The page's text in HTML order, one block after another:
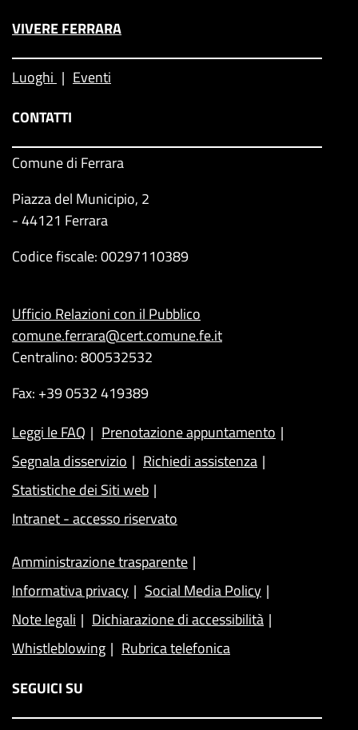
VIVERE FERRARA
Luoghi
Eventi
CONTATTI
Comune di Ferrara
Piazza del Municipio, 2
- 44121 Ferrara
Codice fiscale: 00297110389
Ufficio Relazioni con il Pubblico
comune.ferrara@cert.comune.fe.it
Centralino: 800532532
Fax: +39 0532 419389
Leggi le FAQ
Prenotazione appuntamento
Segnala disservizio
Richiedi assistenza
Statistiche dei Siti web
Intranet - accesso riservato
Amministrazione trasparente
Informativa privacy
Social Media Policy
Note legali
Dichiarazione di accessibilità
Whistleblowing
Rubrica telefonica
SEGUICI SU